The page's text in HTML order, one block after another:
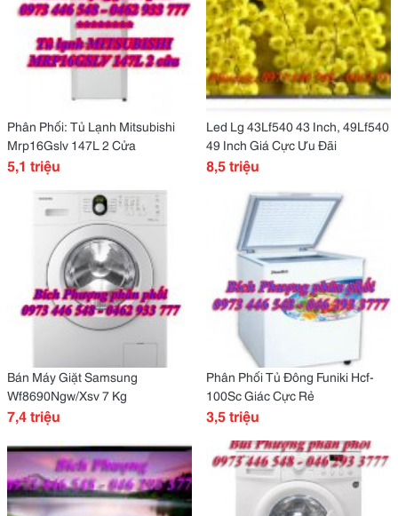
Phân Phối: Tủ Lạnh Mitsubishi
Mrp16Gslv 147L 2 Cửa
5,1 triệu
Led Lg 43Lf540 43 Inch, 49Lf540
49 Inch Giá Cực Ưu Đãi
8,5 triệu
Bán Máy Giặt Samsung
Wf8690Ngw/Xsv 7 Kg
7,4 triệu
Phân Phối Tủ Đông Funiki Hcf-
100Sc Giác Cực Rẻ
3,5 triệu